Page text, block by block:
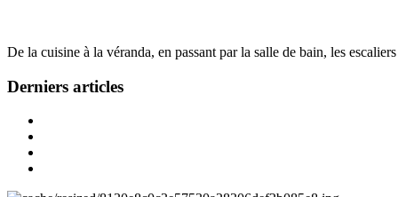
De la cuisine à la véranda, en passant par la salle de bain, les
Derniers articles